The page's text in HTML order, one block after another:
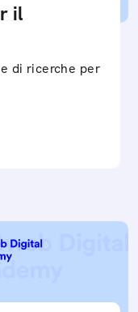
il
di ricerche per